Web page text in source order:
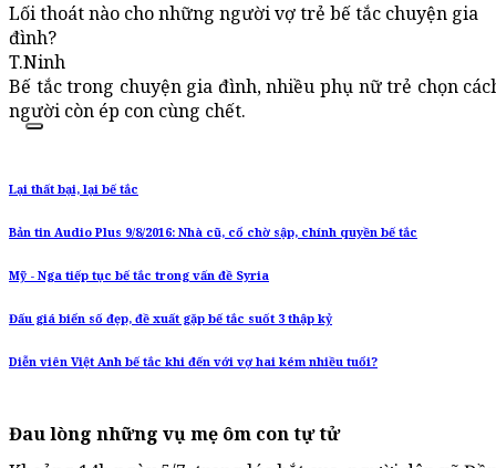
Lối thoát nào cho những người vợ trẻ bế tắc chuyện gia
đình?
T.Ninh
Bế tắc trong chuyện gia đình, nhiều phụ nữ trẻ chọn
người còn ép con cùng chết.
Lại thất bại, lại bế tắc
Bản tin Audio Plus 9/8/2016: Nhà cũ, cổ chờ sập, chính quyền bế tắc
Mỹ - Nga tiếp tục bế tắc trong vấn đề Syria
Đấu giá biển số đẹp, đề xuất gặp bế tắc suốt 3 thập kỷ
Diễn viên Việt Anh bế tắc khi đến với vợ hai kém nhiều tuổi?
Đau lòng những vụ mẹ ôm con tự tử